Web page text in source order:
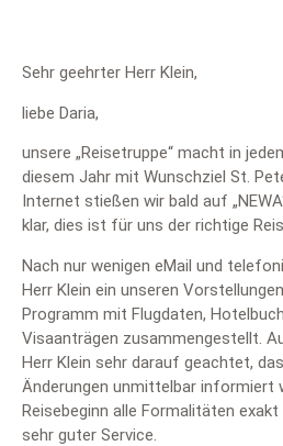
Sehr geehrter Herr Klein,
liebe Daria,
unsere „Reisetruppe“ macht in
diesem Jahr mit Wunschziel St.
Internet stießen wir bald auf
klar, dies ist für uns der richtige
Nach nur wenigen eMail und
Herr Klein ein unseren
Programm mit Flugdaten,
Visaanträgen zusammengestellt.
Herr Klein sehr darauf geachtet,
Änderungen unmittelbar informiert
Reisebeginn alle Formalitäten
sehr guter Service.